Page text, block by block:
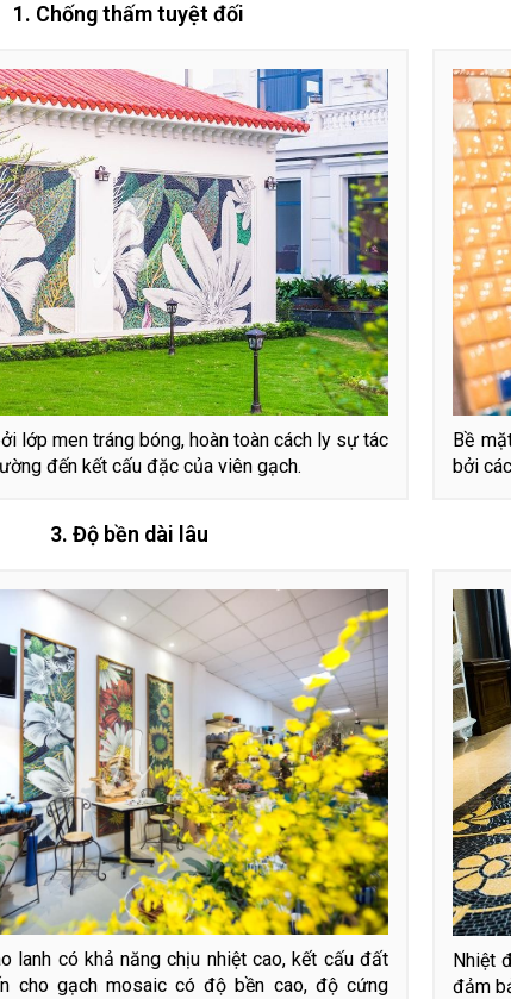
1. Chống thấm tuyệt đối
lớp men tráng bóng, hoàn toàn cách ly sự tác
đến kết cấu đặc của viên gạch.
Bề
bởi
3. Độ bền dài lâu
lanh có khả năng chịu nhiệt cao, kết cấu đất
cho gạch mosaic có độ bền cao, độ cứng
Nhiệt
đảm